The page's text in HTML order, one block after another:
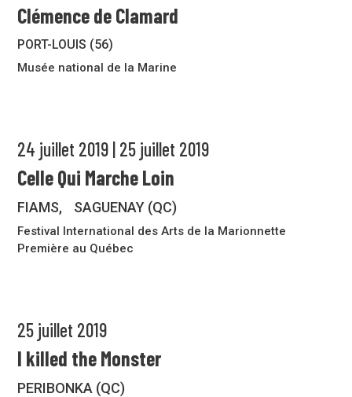
Clémence de Clamard
PORT-LOUIS (56)
Musée national de la Marine
24 juillet 2019 | 25 juillet 2019
Celle Qui Marche Loin
FIAMS, SAGUENAY (QC)
Festival International des Arts de la Marionnette
Première au Québec
25 juillet 2019
I killed the Monster
PERIBONKA (QC)